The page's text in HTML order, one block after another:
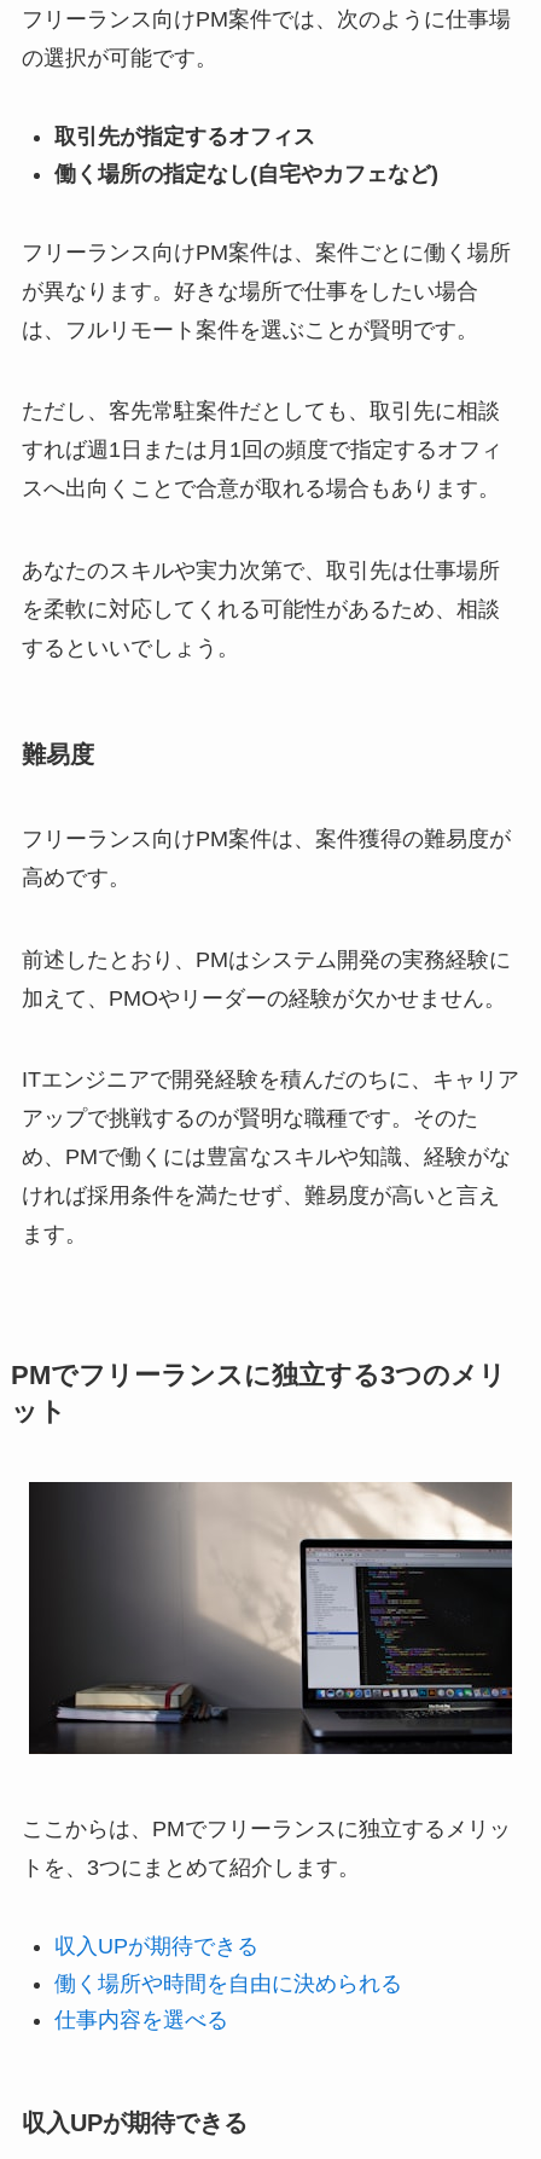
フリーランス向けPM案件では、次のように仕事場
の選択が可能です。
取引先が指定するオフィス
働く場所の指定なし(自宅やカフェなど)
フリーランス向けPM案件は、案件ごとに働く場所
が異なります。好きな場所で仕事をしたい場合
は、フルリモート案件を選ぶことが賢明です。
ただし、客先常駐案件だとしても、取引先に相談
すれば週1日または月1回の頻度で指定するオフィ
スへ出向くことで合意が取れる場合もあります。
あなたのスキルや実力次第で、取引先は仕事場所
を柔軟に対応してくれる可能性があるため、相談
するといいでしょう。
難易度
フリーランス向けPM案件は、案件獲得の難易度が
高めです。
前述したとおり、PMはシステム開発の実務経験に
加えて、PMOやリーダーの経験が欠かせません。
ITエンジニアで開発経験を積んだのちに、キャリア
アップで挑戦するのが賢明な職種です。そのた
め、PMで働くには豊富なスキルや知識、経験がな
ければ採用条件を満たせず、難易度が高いと言え
ます。
PMでフリーランスに独立する3つのメリ
ット
ここからは、PMでフリーランスに独立するメリッ
トを、3つにまとめて紹介します。
収入UPが期待できる
働く場所や時間を自由に決められる
仕事内容を選べる
収入UPが期待できる